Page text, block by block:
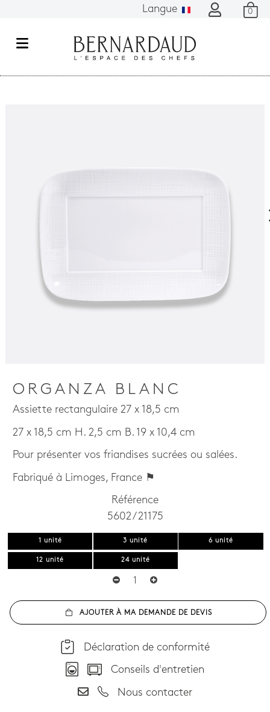
Langue 0
M
ORGANZA BLANC
Assiette rectangulaire 27 x 18,5 cm
27 x 18,5 cm H. 2,5 cm B. 19 x 10,4 cm
Pour présenter vos friandises sucrées ou salées.
Fabriqué à Limoges, France ⚑
Référence
5602 / 21175
1 unité 3 unité 6 unité
12 unité 24 unité
AJOUTER À MA DEMANDE DE DEVIS
Déclaration de conformité
Conseils d'entretien
Nous contacter